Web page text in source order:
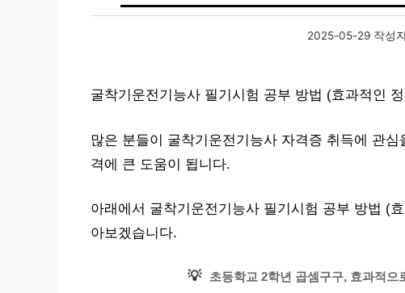
2025-05-29 작성
굴착기운전기능사 필기시험 공부 방법 (효과적인
많은 분들이 굴착기운전기능사 자격증 취득에 관
격에 큰 도움이 됩니다.
아래에서 굴착기운전기능사 필기시험 공부 방법 (
아보겠습니다.
💡 초등학교 2학년 곱셈구구, 효과적